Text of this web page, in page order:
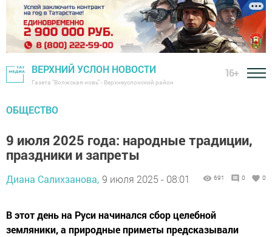
ВЕРХНИЙ УСЛОН НОВОСТИ
Газета "Волжская новь" - Верхнеуслонский район
16+
ОБЩЕСТВО
9 июля 2025 года: народные традиции,
праздники и запреты
Диана Салихзанова, 9 июля 2025 - 08:01 691 0 0
В этот день на Руси начинался сбор целебной
земляники, а природные приметы предсказывали